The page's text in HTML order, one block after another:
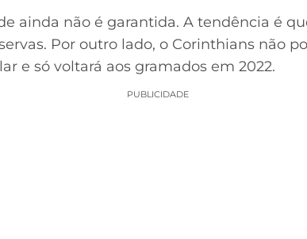
ainda não é garantida. A tendência é
Por outro lado, o Corinthians não
e só voltará aos gramados em 2022.
PUBLICIDADE